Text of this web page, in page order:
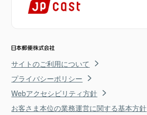
サイトのご利用について
プライバシーポリシー
Webアクセシビリティ方針
お客さま本位の業務運営に関する基本方針